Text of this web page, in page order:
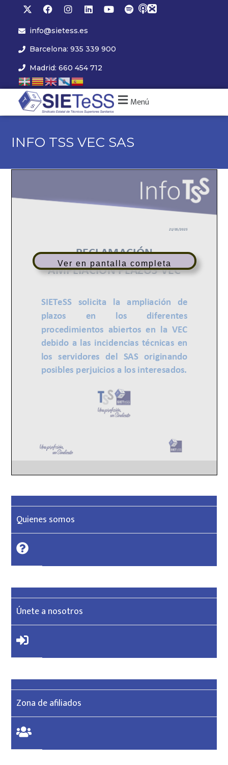
info@sietess.es
Barcelona: 935 339 900
Madrid: 660 454 712
Menú
INFO TSS VEC SAS
Ver en pantalla completa
Quienes somos
Únete a nosotros
Zona de afiliados